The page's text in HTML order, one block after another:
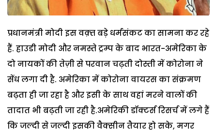
प्रधानमंत्री मोदी इस वक़्त बड़े धर्मसंकट का सामना कर रहे
हैं. हाउडी मोदी और नमस्ते ट्रम्प के बाद भारत-अमेरिका के
दो नायकों की तेज़ी से परवान चढ़ती दोस्ती में कोरोना ने
सेंध लगा दी है. अमेरिका में कोरोना वायरस का संक्रमण
बढ़ता ही जा रहा है और इसी के साथ वहां मरने वालों की
तादात भी बढ़ती जा रही है.अमेरिकी डॉक्टर्स रिसर्च में लगे हैं
कि जल्दी से जल्दी इसकी वैक्सीन तैयार हो सके, मगर